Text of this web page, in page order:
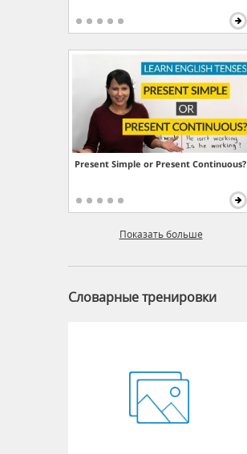
Present Simple or Present Continuous?
Показать больше
Словарные тренировки